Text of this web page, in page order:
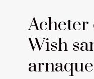
Acheter
Wish